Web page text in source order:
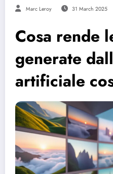
Marc Leroy 31 March 2025
Cosa rende
generate
artificiale